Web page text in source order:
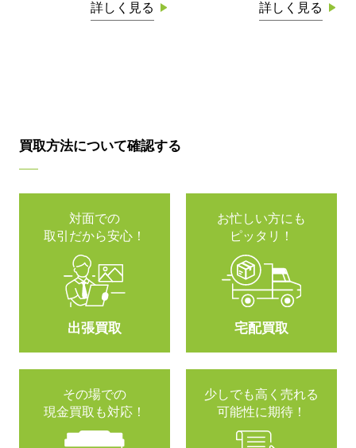
詳しく見る 詳しく見る
買取方法について確認する
対面での
取引だから安心！
出張買取
お忙しい方にも
ピッタリ！
宅配買取
その場での
現金買取も対応！
少しでも高く売れる
可能性に期待！